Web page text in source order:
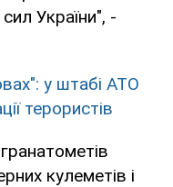
України", -
у штабі АТО
терористів
кулеметів і